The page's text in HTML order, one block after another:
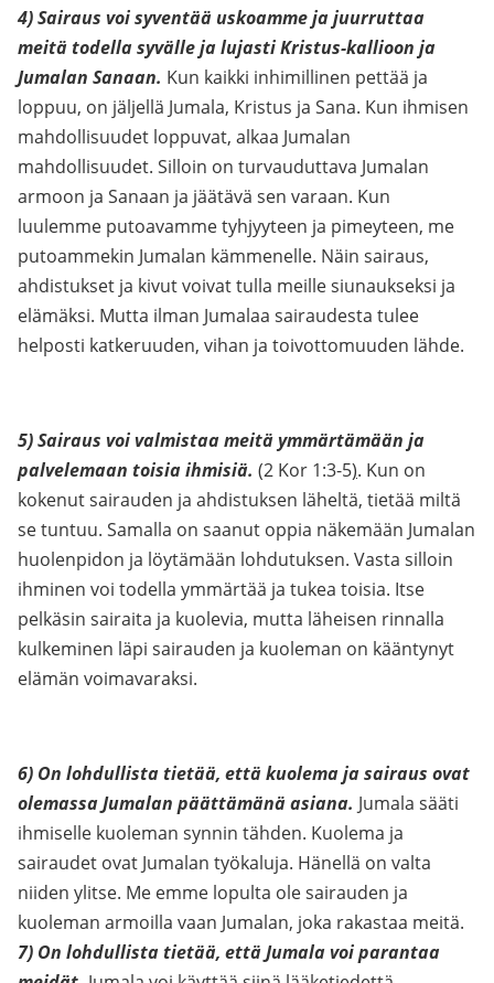
4) Sairaus voi syventää uskoamme ja juurruttaa
meitä todella syvälle ja lujasti Kristus-kallioon ja
Jumalan Sanaan. Kun kaikki inhimillinen pettää ja
loppuu, on jäljellä Jumala, Kristus ja Sana. Kun ihmisen
mahdollisuudet loppuvat, alkaa Jumalan
mahdollisuudet. Silloin on turvauduttava Jumalan
armoon ja Sanaan ja jäätävä sen varaan. Kun
luulemme putoavamme tyhjyyteen ja pimeyteen, me
putoammekin Jumalan kämmenelle. Näin sairaus,
ahdistukset ja kivut voivat tulla meille siunaukseksi ja
elämäksi. Mutta ilman Jumalaa sairaudesta tulee
helposti katkeruuden, vihan ja toivottomuuden lähde.
5) Sairaus voi valmistaa meitä ymmärtämään ja
palvelemaan toisia ihmisiä. (2 Kor 1:3-5). Kun on
kokenut sairauden ja ahdistuksen läheltä, tietää miltä
se tuntuu. Samalla on saanut oppia näkemään Jumalan
huolenpidon ja löytämään lohdutuksen. Vasta silloin
ihminen voi todella ymmärtää ja tukea toisia. Itse
pelkäsin sairaita ja kuolevia, mutta läheisen rinnalla
kulkeminen läpi sairauden ja kuoleman on kääntynyt
elämän voimavaraksi.
6) On lohdullista tietää, että kuolema ja sairaus ovat
olemassa Jumalan päättämänä asiana. Jumala sääti
ihmiselle kuoleman synnin tähden. Kuolema ja
sairaudet ovat Jumalan työkaluja. Hänellä on valta
niiden ylitse. Me emme lopulta ole sairauden ja
kuoleman armoilla vaan Jumalan, joka rakastaa meitä.
7) On lohdullista tietää, että Jumala voi parantaa